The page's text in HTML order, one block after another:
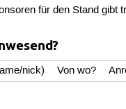
für den Stand gibt
nick) Von wo?